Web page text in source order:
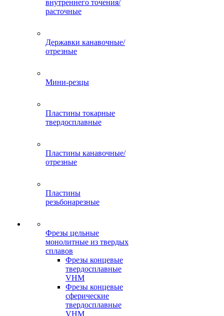
внутреннего точения/
расточные
Державки канавочные/
отрезные
Мини-резцы
Пластины токарные
твердосплавные
Пластины канавочные/
отрезные
Пластины
резьбонарезные
Фрезы цельные
монолитные из твердых
сплавов
Фрезы концевые
твердосплавные
VHM
Фрезы концевые
сферические
твердосплавные
VHM